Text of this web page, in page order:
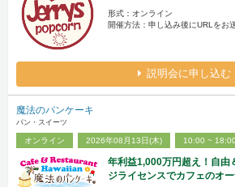
形式：オンライン
開催方法：申し込み後にURLをお
説明会に申し込む
魔法のパンケーキ
パン・スイーツ
オンライン 2026年08月13日(木) 10:00 ~ 18:00
年利益1,000万円超え！自由
ジライセンスでカフェのオ